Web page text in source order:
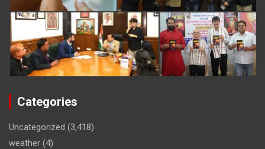
Categories
Uncategorized (3,418)
weather (4)